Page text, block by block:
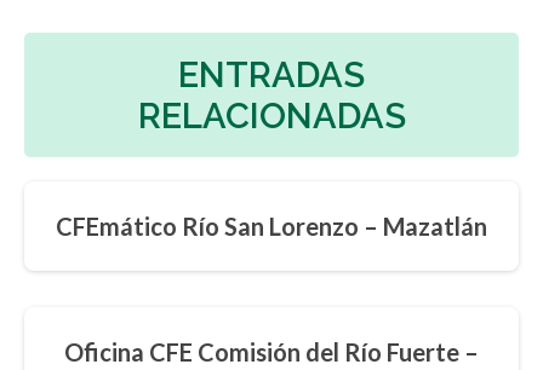
ENTRADAS
RELACIONADAS
CFEmático Río San Lorenzo – Mazatlán
Oficina CFE Comisión del Río Fuerte –